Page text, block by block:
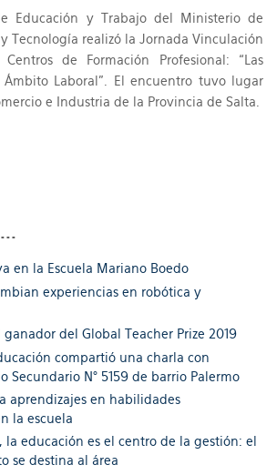
Educación y Trabajo del Ministerio de
Tecnología realizó la Jornada Vinculación
de Formación Profesional: “Las
Laboral”. El encuentro tuvo lugar
e Industria de la Provincia de Salta.
en la Escuela Mariano Boedo
experiencias en robótica y
del Global Teacher Prize 2019
compartió una charla con
Secundario N° 5159 de barrio Palermo
aprendizajes en habilidades
la escuela
la educación es el centro de la gestión: el
se destina al área